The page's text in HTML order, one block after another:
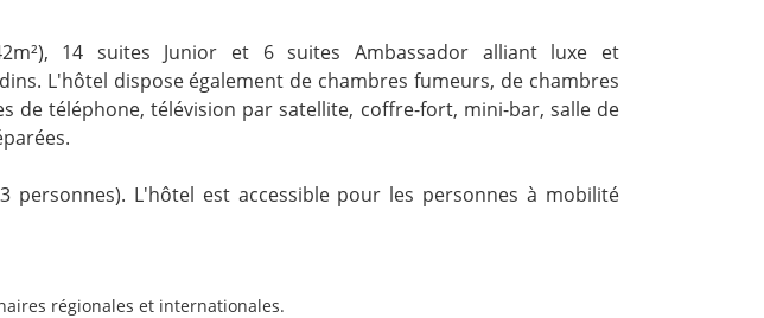
14 suites Junior et 6 suites Ambassador alliant luxe et
L'hôtel dispose également de chambres fumeurs, de chambres
de téléphone, télévision par satellite, coffre-fort, mini-bar, salle de
personnes). L'hôtel est accessible pour les personnes à mobilité
régionales et internationales.